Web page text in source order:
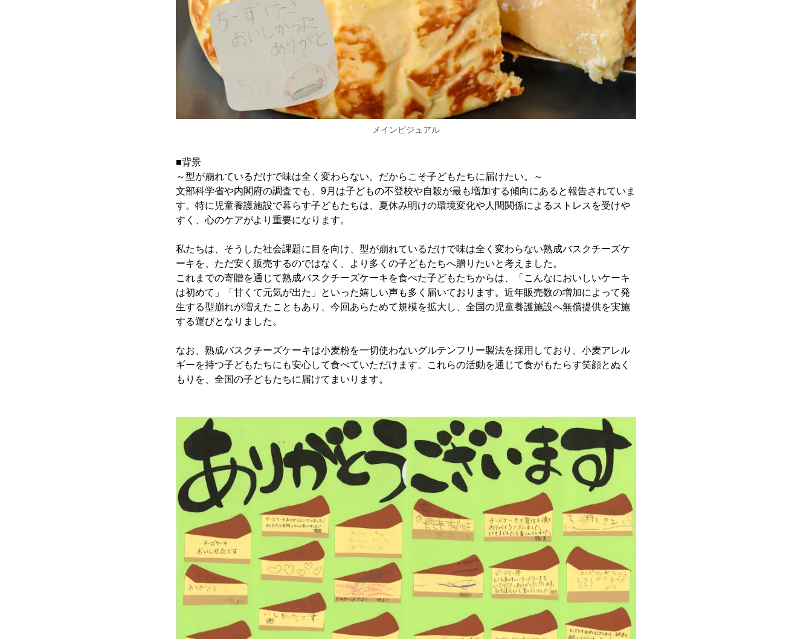
メインビジュアル
■背景
～型が崩れているだけで味は全く変わらない。だからこそ子どもたちに届けたい。～
文部科学省や内閣府の調査でも、9月は子どもの不登校や自殺が最も増加する傾向にあると報告されていま
す。特に児童養護施設で暮らす子どもたちは、夏休み明けの環境変化や人間関係によるストレスを受けや
すく、心のケアがより重要になります。
私たちは、そうした社会課題に目を向け、型が崩れているだけで味は全く変わらない熟成バスクチーズケ
ーキを、ただ安く販売するのではなく、より多くの子どもたちへ贈りたいと考えました。
これまでの寄贈を通じて熟成バスクチーズケーキを食べた子どもたちからは、「こんなにおいしいケーキ
は初めて」「甘くて元気が出た」といった嬉しい声も多く届いております。近年販売数の増加によって発
生する型崩れが増えたこともあり、今回あらためて規模を拡大し、全国の児童養護施設へ無償提供を実施
する運びとなりました。
なお、熟成バスクチーズケーキは小麦粉を一切使わないグルテンフリー製法を採用しており、小麦アレル
ギーを持つ子どもたちにも安心して食べていただけます。これらの活動を通じて食がもたらす笑顔とぬく
もりを、全国の子どもたちに届けてまいります。